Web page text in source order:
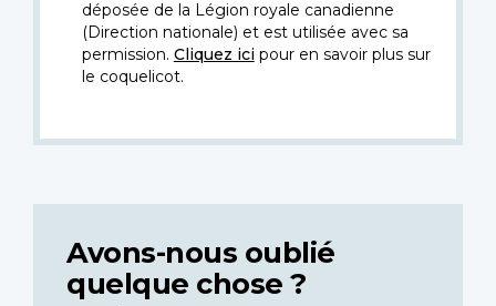
déposée de la Légion royale canadienne
(Direction nationale) et est utilisée avec sa
permission. Cliquez icipour en savoir plus sur
le coquelicot.
Avons-nous oublié
quelque chose ?